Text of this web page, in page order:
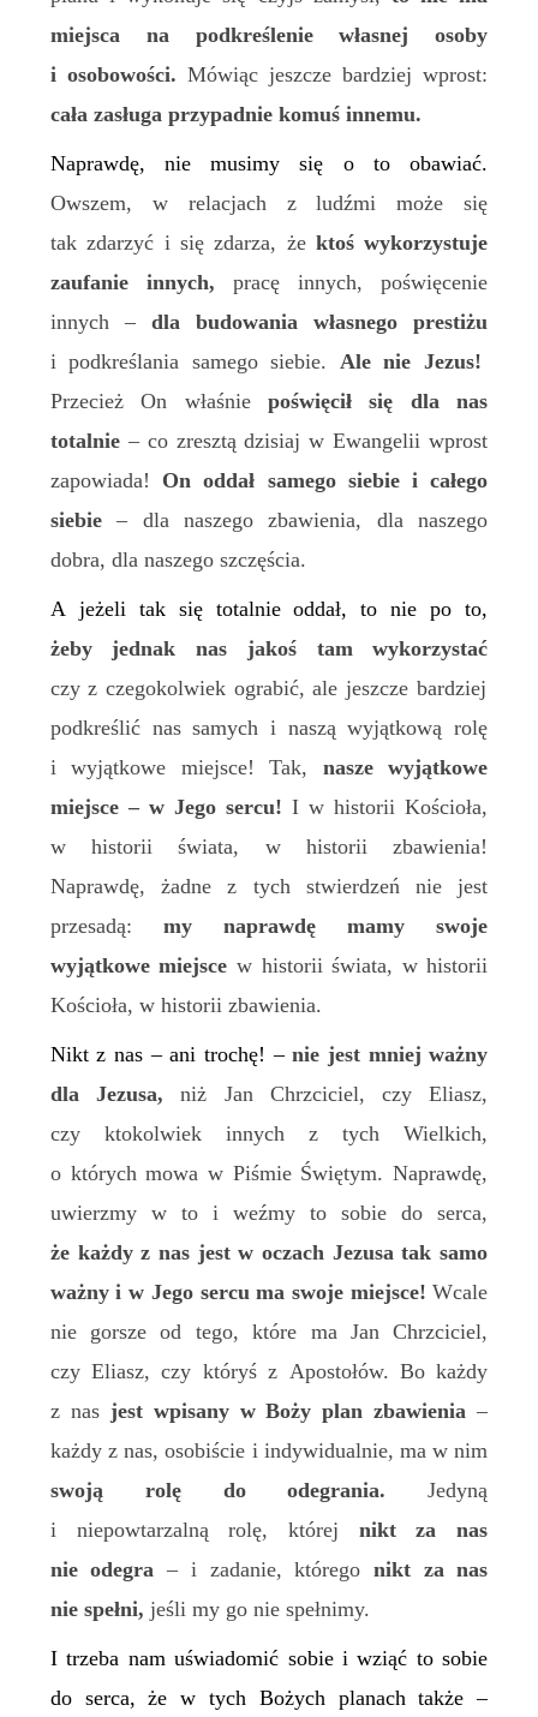
miejsca na podkreślenie własnej osoby
i osobowości. Mówiąc jeszcze bardziej wprost:
cała zasługa przypadnie komuś innemu.
Naprawdę, nie musimy się o to obawiać.
Owszem, w relacjach z ludźmi może się
takzdarzyć i się zdarza, że ktoś wykorzystuje
zaufanie innych, pracę innych, poświęcenie
innych – dla budowania własnego prestiżu
i podkreślania samego siebie. Ale nie Jezus!
Przecież On właśnie poświęcił się dla nas
totalnie– co zresztą dzisiaj w Ewangelii wprost
zapowiada! On oddał samego siebie i całego
siebie– dla naszego zbawienia, dla naszego
dobra, dla naszego szczęścia.
A jeżeli tak się totalnie oddał, to nie po to,
żeby jednaknas jakoś tamwykorzystać
czy z czegokolwiek ograbić, ale jeszcze bardziej
podkreślić nas samych i naszą wyjątkową rolę
i wyjątkowe miejsce! Tak, nasze wyjątkowe
miejsce – w Jego sercu! I w historii Kościoła,
w historii świata, w historii zbawienia!
Naprawdę, żadne z tych stwierdzeń nie jest
przesadą: my naprawdę mamy swoje
wyjątkowe miejsce w historii świata, w historii
Kościoła, w historii zbawienia.
Nikt z nas – ani trochę! –nie jest mniej ważny
dla Jezusa, niż Jan Chrzciciel, czy Eliasz,
czy ktokolwiek innych z tych Wielkich,
o których mowa w Piśmie Świętym. Naprawdę,
uwierzmy w to i weźmy to sobie do serca,
że każdy z nas jest w oczach Jezusa tak samo
ważny i w Jego sercu ma swoje miejsce! Wcale
nie gorsze od tego, które ma Jan Chrzciciel,
czy Eliasz, czy któryś z Apostołów. Bo każdy
z nas jest wpisany w Boży plan zbawienia–
każdy z nas, osobiście i indywidualnie, ma w nim
swoją rolę do odegrania. Jedyną
i niepowtarzalną rolę, której nikt za nas
nie odegra – i zadanie, którego nikt za nas
nie spełni, jeśli my go nie spełnimy.
I trzeba nam uświadomić sobie i wziąć to sobie
do serca, że w tych Bożych planach także –